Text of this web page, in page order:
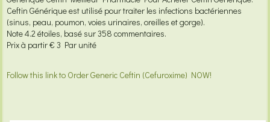
Ceftin Générique est utilisé pour traiter les infections bactériennes
(sinus, peau, poumon, voies urinaires, oreilles et gorge).
Note4.2 étoiles, basé sur358 commentaires.
Prix à partir€ 3 Par unité
Follow this link to Order Generic Ceftin (Cefuroxime) NOW!